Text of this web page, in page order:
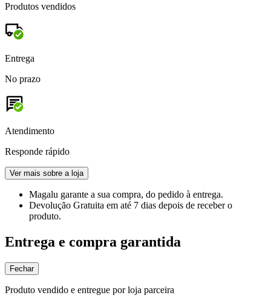
Produtos vendidos
Entrega
No prazo
Atendimento
Responde rápido
Ver mais sobre a loja
Magalu garante a sua compra, do pedido à entrega.
Devolução Gratuita em até 7 dias depois de receber o
produto.
Entrega e compra garantida
Fechar
Produto vendido e entregue por loja parceira